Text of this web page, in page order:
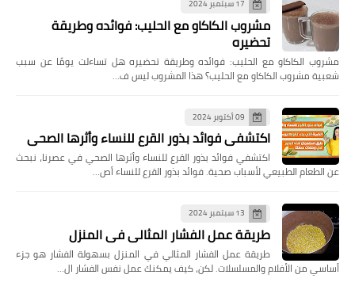
17 سبتمبر 2024
مشروب الكاكاو مع الحليب: فوائده وطريقة
تحضيره
مشروب الكاكاو مع الحليب: فوائده وطريقة تحضيره هل تساءلت يومًا عن سبب
شعبية مشروب الكاكاو مع الحليب؟ هذا المشروب ليس ف…
09 أكتوبر 2024
اكتشفي فوائد بذور القرع للنساء وأثرها الصحي
اكتشفي فوائد بذور القرع للنساء وأثرها الصحي في عصرنا، نبحث
عن الطعام الطبيعي لأسباب صحية. فوائد بذور القرع للنساء أص…
13 سبتمبر 2024
طريقة عمل الفشار المثالي في المنزل
طريقة عمل الفشار المثالي في المنزل بسهولة الفشار هو جزء
أساسي من الأفلام والمسلسلات. لكن، كيف يمكنك عمل نفس الفشار ال…